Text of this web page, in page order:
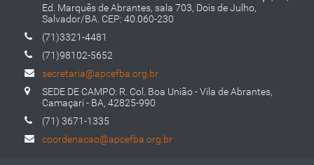
Ed. Marquês de Abrantes, sala 703, Dois de Julho,
Salvador/BA. CEP: 40.060-230
(71)3321-4481
(71)98102-5652
secretaria@apcefba.org.br
SEDE DE CAMPO: R. Col. Boa União - Vila de Abrantes,
Camaçari - BA, 42825-990
(71) 3671-1335
coordenacao@apcefba.org.br